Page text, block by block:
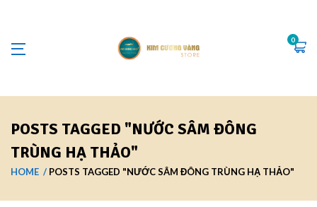
0
POSTS TAGGED "NƯỚC SÂM ĐÔNG
TRÙNG HẠ THẢO"
HOME POSTS TAGGED "NƯỚC SÂM ĐÔNG TRÙNG HẠ THẢO"